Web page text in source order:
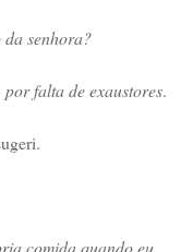
da senhora?
falta de exaustores.
comida quando eu